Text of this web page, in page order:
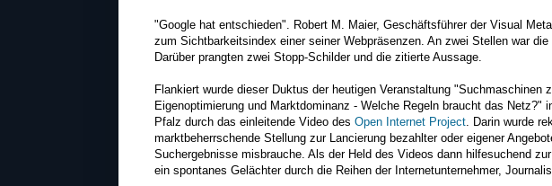
"Google hat entschieden". Robert M. Maier, Geschäftsführer der Visual
zum Sichtbarkeitsindex einer seiner Webpräsenzen. An zwei Stellen war die
Darüber prangten zwei Stopp-Schilder und die zitierte Aussage.
Flankiert wurde dieser Duktus der heutigen Veranstaltung "Suchmaschinen
Eigenoptimierung und Marktdominanz - Welche Regeln braucht das Netz?"
Pfalz durch das einleitende Video des Open Internet Project . Darin wurde
marktbeherrschende Stellung zur Lancierung bezahlter oder eigener
Suchergebnisse misbrauche. Als der Held des Videos dann hilfesuchend
ein spontanes Gelächter durch die Reihen der Internetunternehmer,